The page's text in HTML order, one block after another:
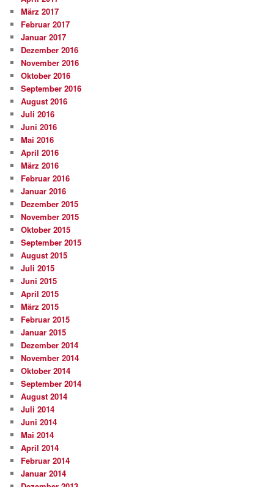
März 2017
Februar 2017
Januar 2017
Dezember 2016
November 2016
Oktober 2016
September 2016
August 2016
Juli 2016
Juni 2016
Mai 2016
April 2016
März 2016
Februar 2016
Januar 2016
Dezember 2015
November 2015
Oktober 2015
September 2015
August 2015
Juli 2015
Juni 2015
April 2015
März 2015
Februar 2015
Januar 2015
Dezember 2014
November 2014
Oktober 2014
September 2014
August 2014
Juli 2014
Juni 2014
Mai 2014
April 2014
Februar 2014
Januar 2014